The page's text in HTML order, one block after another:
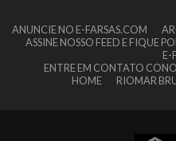
ANUNCIE NO E-FARSAS.COM
ASSINE NOSSO FEED E FIQUE
E-
ENTRE EM CONTATO
HOME
RIOMAR